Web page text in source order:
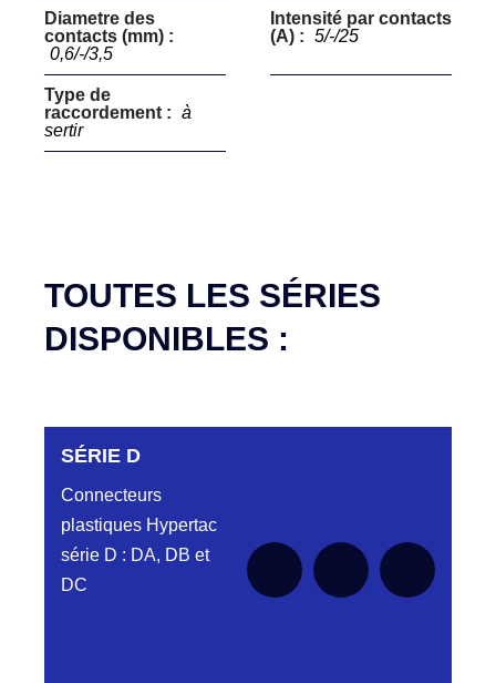
Diametre des
contacts (mm) :
0,6/-/3,5
Intensité par contacts
(A) : 5/-/25
Type de
raccordement : à
sertir
TOUTES LES SÉRIES
DISPONIBLES :
SÉRIE D
Connecteurs
plastiques Hypertac
série D : DA, DB et
DC